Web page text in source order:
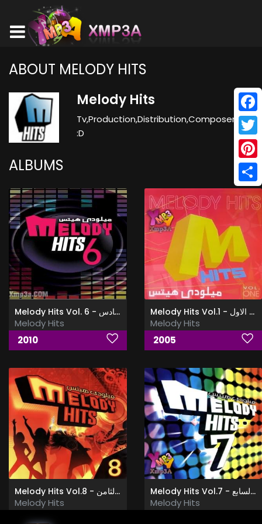
ABOUT MELODY HITS
Melody Hits
Tv,Production,Distribution,Composer
:D
ALBUMS
Melody Hits Vol. 6 - ميلودى هيتس الجزء السادس
Melody Hits
2010
Melody Hits Vol.1 - ميلودى هيتس الجزء الاول
Melody Hits
2005
Melody Hits Vol.8 - ميلودى هيتس الجزء الثامن
Melody Hits
2012
Melody Hits Vol.7 - ميلودى هيتس الجزء السابع
Melody Hits